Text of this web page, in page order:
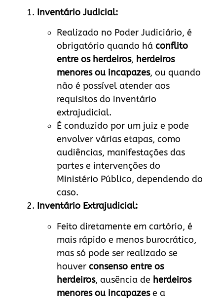
Inventário Judicial:
Realizado no Poder Judiciário, é
obrigatório quando há conflito
entre os herdeiros, herdeiros
menores ou incapazes, ou quando
não é possível atender aos
requisitos do inventário
extrajudicial.
É conduzido por um juiz e pode
envolver várias etapas, como
audiências, manifestações das
partes e intervenções do
Ministério Público, dependendo do
caso.
Inventário Extrajudicial:
Feito diretamente em cartório, é
mais rápido e menos burocrático,
mas só pode ser realizado se
houver consenso entre os
herdeiros, ausência de herdeiros
menores ou incapazese a